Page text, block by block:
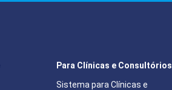
Para Clínicas e Consultórios
Sistema para Clínicas e